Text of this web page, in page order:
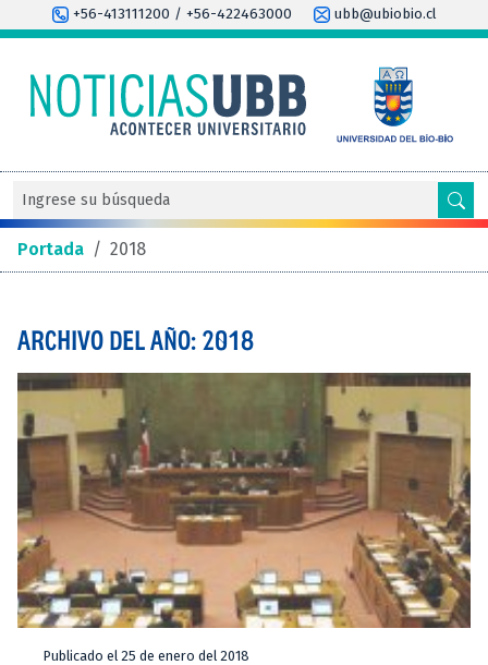
+56-413111200 / +56-422463000 ubb@ubiobio.cl
Portada / 2018
ARCHIVO DEL AÑO: 2018
Publicado el 25 de enero del 2018